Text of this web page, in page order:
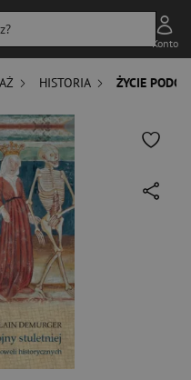
Konto
HISTORIA ŻYCIE